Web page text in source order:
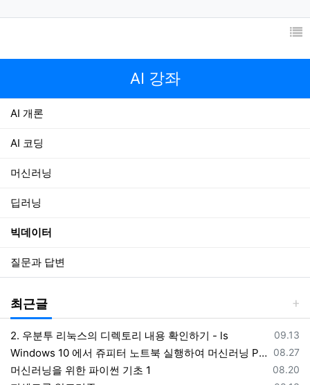
AI 강좌
AI 개론
AI 코딩
머신러닝
딥러닝
빅데이터
질문과 답변
최근글
등록일
09.13
2. 우분투 리눅스의 디렉토리 내용 확인하기 - ls
등록일
08.27
Windows 10 에서 쥬피터 노트북 실행하여 머신러닝 Python 코딩하기
등록일
08.20
머신러닝을 위한 파이썬 기초 1